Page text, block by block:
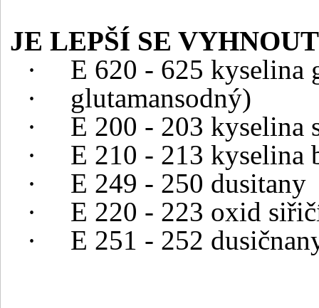
JE LEPŠÍ SE
·
E 620 - 625 kyselina
·
glutamansodný)
·
E 200 - 203 kyselina
·
E 210 - 213 kyselina
·
E 249 - 250 dusitany
·
E 220 - 223 oxid
·
E 251 - 252